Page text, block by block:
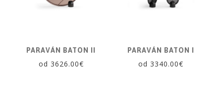
PARAVÁN BATON II
od 3626.00€
PARAVÁN BATON I
od 3340.00€